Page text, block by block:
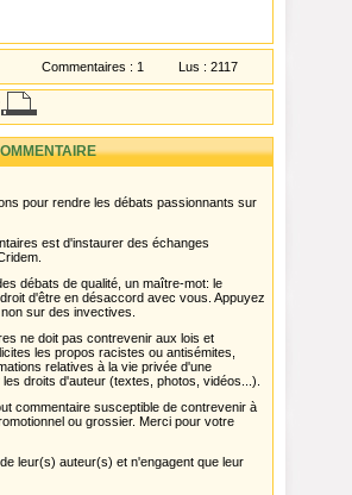
Commentaires : 1 Lus : 2117
pour rendre les débats passionnants sur
est d'instaurer des échanges
débats de qualité, un maître-mot: le
d'être en désaccord avec vous. Appuyez
sur des invectives.
ne doit pas contrevenir aux lois et
les propos racistes ou antisémites,
relatives à la vie privée d'une
droits d'auteur (textes, photos, vidéos...).
commentaire susceptible de contrevenir à
ou grossier. Merci pour votre
leur(s) auteur(s) et n'engagent que leur